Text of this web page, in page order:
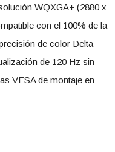
WQXGA+ (2880 x
con el 100% de la
de color Delta
de 120 Hz sin
VESA de montaje en